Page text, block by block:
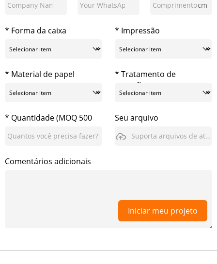
cm
* Forma da caixa * Impressão
* Material de papel
* Tratamento de
superfície
* Quantidade (MOQ 500
Seu arquivo
Suporta arquivos de até 3GB
Comentários adicionais
Iniciar meu projeto